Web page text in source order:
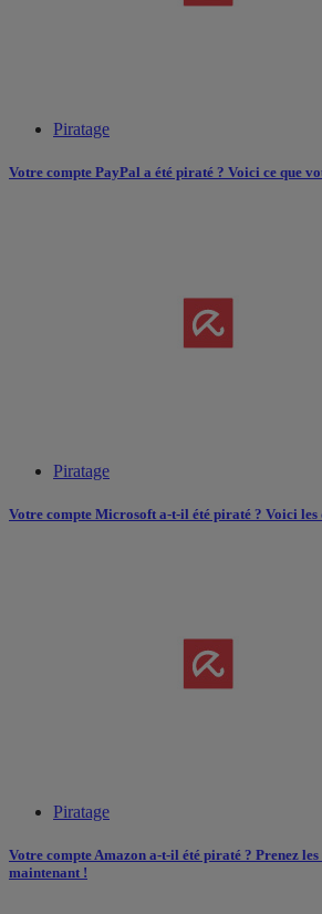
Piratage
Votre compte PayPal a été piraté ? Voici ce que
Piratage
Votre compte Microsoft a-t-il été piraté ? Voici les
Piratage
Votre compte Amazon a-t-il été piraté ? Prenez les
maintenant !